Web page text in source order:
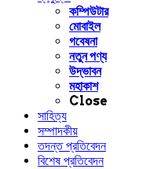
কম্পিউটার
মোবাইল
গবেষনা
নতুন পণ্য
উদ্ভাবন
মহাকাশ
Close
সাহিত্য
সম্পাদকীয়
তদন্ত প্রতিবেদন
বিশেষ প্রতিবেদন